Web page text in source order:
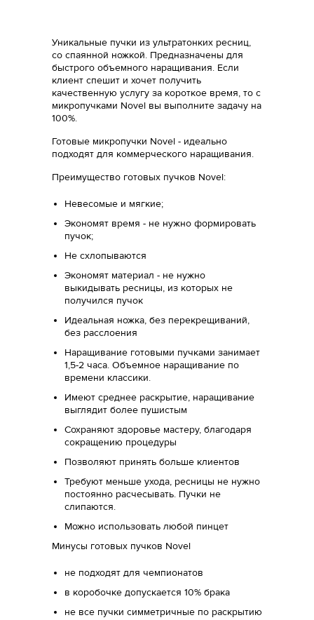
Уникальные пучки из ультратонких ресниц,
со спаянной ножкой. Предназначены для
быстрого объемного наращивания. Если
клиент спешит и хочет получить
качественную услугу за короткое время, то c
микропучками Novel вы выполните задачу на
100%.
Готовые микропучки Novel - идеально
подходят для коммерческого наращивания.
Преимущество готовых пучков Novel:
Невесомые и мягкие;
Экономят время - не нужно формировать
пучок;
Не схлопываются
Экономят материал - не нужно
выкидывать ресницы, из которых не
получился пучок
Идеальная ножка, без перекрещиваний,
без расслоения
Наращивание готовыми пучками занимает
1,5-2 часа. Объемное наращивание по
времени классики.
Имеют среднее раскрытие, наращивание
выглядит более пушистым
Сохраняют здоровье мастеру, благодаря
сокращению процедуры
Позволяют принять больше клиентов
Требуют меньше ухода, ресницы не нужно
постоянно расчесывать. Пучки не
слипаются.
Можно использовать любой пинцет
Минусы готовых пучков Novel
не подходят для чемпионатов
в коробочке допускается 10% брака
не все пучки симметричные по раскрытию